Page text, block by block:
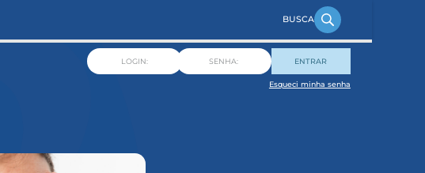
ENTRAR
Esqueci minha senha